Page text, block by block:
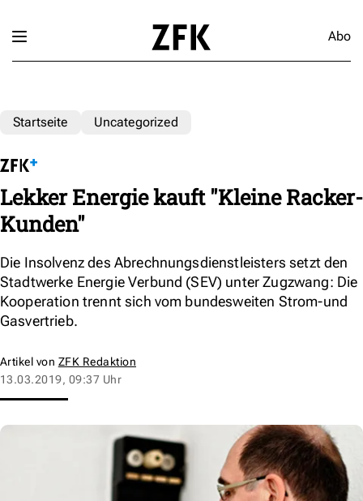
Abo
Startseite Uncategorized
Lekker Energie kauft "Kleine Racker-
Kunden"
Die Insolvenz des Abrechnungsdienstleisters setzt den
Stadtwerke Energie Verbund (SEV) unter Zugzwang: Die
Kooperation trennt sich vom bundesweiten Strom-und
Gasvertrieb.
Artikel von ZFK Redaktion
13.03.2019, 09:37 Uhr